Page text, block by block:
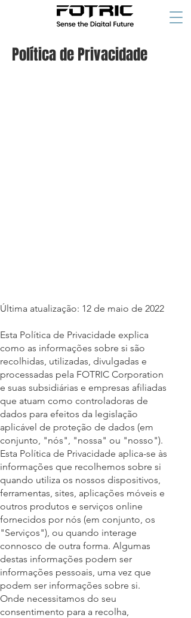
Política de Privacidade
Última atualização: 12 de maio de 2022
Esta Política de Privacidade explica
como as informações sobre si são
recolhidas, utilizadas, divulgadas e
processadas pela FOTRIC Corporation
e suas subsidiárias e empresas afiliadas
que atuam como controladoras de
dados para efeitos da legislação
aplicável de proteção de dados (em
conjunto, "nós", "nossa" ou "nosso").
Esta Política de Privacidade aplica-se às
informações que recolhemos sobre si
quando utiliza os nossos dispositivos,
ferramentas, sites, aplicações móveis e
outros produtos e serviços online
fornecidos por nós (em conjunto, os
"Serviços"), ou quando interage
connosco de outra forma. Algumas
destas informações podem ser
informações pessoais, uma vez que
podem ser informações sobre si.
Onde necessitamos do seu
consentimento para a recolha,